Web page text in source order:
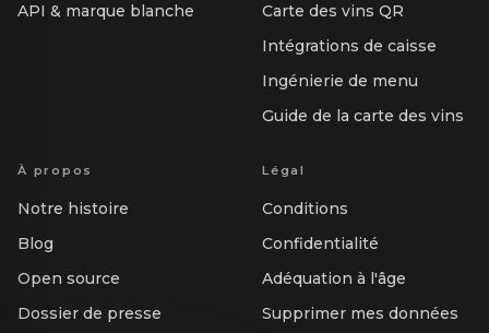
API & marque blanche
Carte des vins QR
Intégrations de caisse
Ingénierie de menu
Guide de la carte des vins
À propos
Notre histoire
Blog
Open source
Dossier de presse
Légal
Conditions
Confidentialité
Adéquation à l'âge
Supprimer mes données